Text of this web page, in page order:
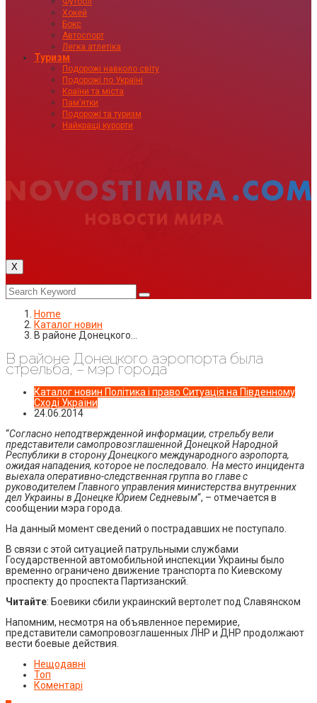
Хокей
Бокс
Автоспорт
Легка атлетіка
Туризм
Подорожі навколо світу
Подорожі по Україні
Країни та міста
Пам’ятки
Подорожі та туризм
Найкращі курорти
X
Home
Каталог новин
В районе Донецкого…
В районе Донецкого аэропорта была
стрельба, – мэр города
Каталог новин Політика і право Ситуація на Південному
Сході України
24.06.2014
“Согласно неподтвержденной информации, стрельбу вели
представители самопровозглашенной Донецкой Народной
Республики в сторону Донецкого международного аэропорта,
ожидая нападения, которое не последовало. На место инцидента
выехала оперативно-следственная группа во главе с
руководителем Главного управления министерства внутренних
дел Украины в Донецке Юрием Седневым“, – отмечается в
сообщении мэра города.
На данный момент сведений о пострадавших не поступало.
В связи с этой ситуацией патрульными службами
Государственной автомобильной инспекции Украины было
временно ограничено движение транспорта по Киевскому
проспекту до проспекта Партизанский.
Читайте: Боевики сбили украинский вертолет под Славянском
Напомним, несмотря на объявленное перемирие,
представители самопровозглашенных ЛНР и ДНР продолжают
вести боевые действия.
Нещодавні
Топ
Коментарі